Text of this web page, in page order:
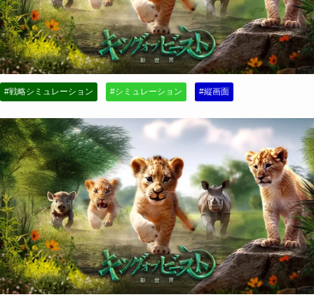
#戦略シミュレーション #シミュレーション #縦画面